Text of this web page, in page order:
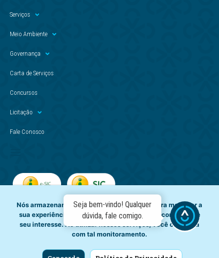
Serviços
Meio Ambiente
Governança
Carta de Serviços
Concursos
Licitação
Fale Conosco
Nós armazenamos dados temporariamente para melhorar a
sua experiência de navegação e recomendar conteúdo de
seu interesse. Ao utilizar nossos serviços, você concorda
com tal monitoramento.
Seja bem-vindo! Qualquer
dúvida, fale comigo.